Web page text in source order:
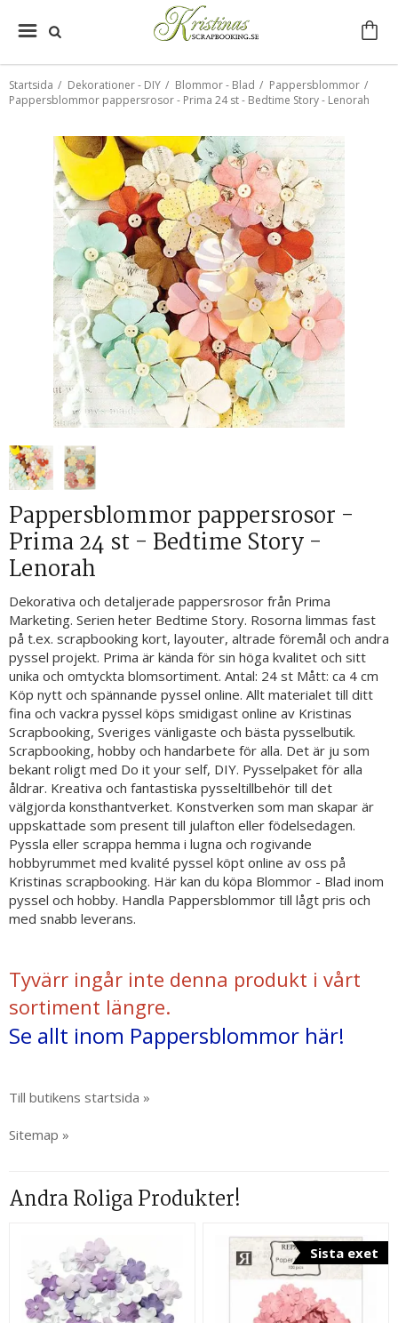
Startsida / Dekorationer - DIY / Blommor - Blad / Pappersblommor /
Pappersblommor pappersrosor - Prima 24 st - Bedtime Story - Lenorah
Pappersblommor pappersrosor -
Prima 24 st - Bedtime Story -
Lenorah
Dekorativa och detaljerade pappersrosor från Prima
Marketing. Serien heter Bedtime Story. Rosorna limmas fast
på t.ex. scrapbooking kort, layouter, altrade föremål och andra
pyssel projekt. Prima är kända för sin höga kvalitet och sitt
unika och omtyckta blomsortiment. Antal: 24 st Mått: ca 4 cm
Köp nytt och spännande pyssel online. Allt materialet till ditt
fina och vackra pyssel köps smidigast online av Kristinas
Scrapbooking, Sveriges vänligaste och bästa pysselbutik.
Scrapbooking, hobby och handarbete för alla. Det är ju som
bekant roligt med Do it your self, DIY. Pysselpaket för alla
åldrar. Kreativa och fantastiska pysseltillbehör till det
välgjorda konsthantverket. Konstverken som man skapar är
uppskattade som present till julafton eller födelsedagen.
Pyssla eller scrappa hemma i lugna och rogivande
hobbyrummet med kvalité pyssel köpt online av oss på
Kristinas scrapbooking. Här kan du köpa Blommor - Blad inom
pyssel och hobby. Handla Pappersblommor till lågt pris och
med snabb leverans.
Tyvärr ingår inte denna produkt i vårt
sortiment längre.
Se allt inom Pappersblommor här!
Till butikens startsida »
Sitemap »
Andra Roliga Produkter!
Sista exet